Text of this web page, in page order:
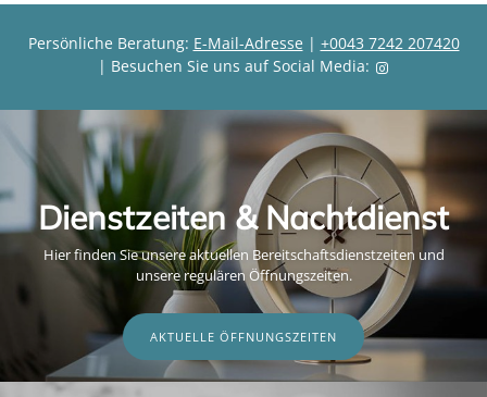
Persönliche Beratung: E-Mail-Adresse | +0043 7242 207420
| Besuchen Sie uns auf Social Media:
Dienstzeiten & Nachtdienst
Hier finden Sie unsere aktuellen Bereitschaftsdienstzeiten und
unsere regulären Öffnungszeiten.
AKTUELLE ÖFFNUNGSZEITEN